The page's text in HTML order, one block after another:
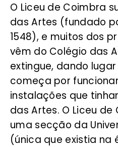
O Liceu de Coimbra
das Artes (fundado
1548), e muitos dos
vêm do Colégio das
extingue, dando lugar
começa por
instalações que
das Artes. O Liceu
uma secção da
(única que existia na